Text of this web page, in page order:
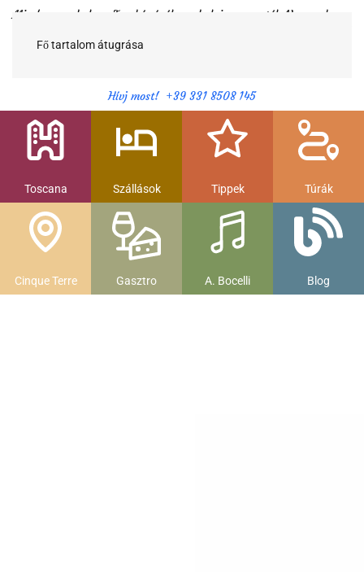
Fő tartalom átugrása
Minden egy helyen Toszkánáról egy helyi magyartól. Nemcsak a
és gasztronomia....
Hívj most! +39 331 8508 145
Toscana Szállások Tippek Túrák
Cinque Terre Gasztro A. Bocelli Blog